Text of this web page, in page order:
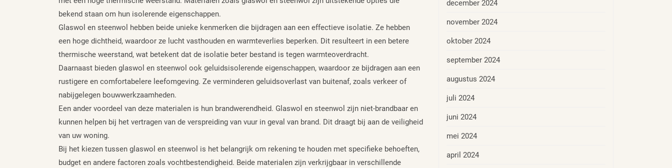
bekend staan om hun isolerende eigenschappen.
Glaswol en steenwol hebben beide unieke kenmerken die bijdragen aan een effectieve isolatie. Ze hebben
een hoge dichtheid, waardoor ze lucht vasthouden en warmteverlies beperken. Dit resulteert in een betere
thermische weerstand, wat betekent dat de isolatie beter bestand is tegen warmteoverdracht.
Daarnaast bieden glaswol en steenwol ook geluidsisolerende eigenschappen, waardoor ze bijdragen aan een
rustigere en comfortabelere leefomgeving. Ze verminderen geluidsoverlast van buitenaf, zoals verkeer of
nabijgelegen bouwwerkzaamheden.
Een ander voordeel van deze materialen is hun brandwerendheid. Glaswol en steenwol zijn niet-brandbaar en
kunnen helpen bij het vertragen van de verspreiding van vuur in geval van brand. Dit draagt bij aan de veiligheid
van uw woning.
Bij het kiezen tussen glaswol en steenwol is het belangrijk om rekening te houden met specifieke behoeften,
budget en andere factoren zoals vochtbestendigheid. Beide materialen zijn verkrijgbaar in verschillende
december 2024
november 2024
oktober 2024
september 2024
augustus 2024
juli 2024
juni 2024
mei 2024
april 2024